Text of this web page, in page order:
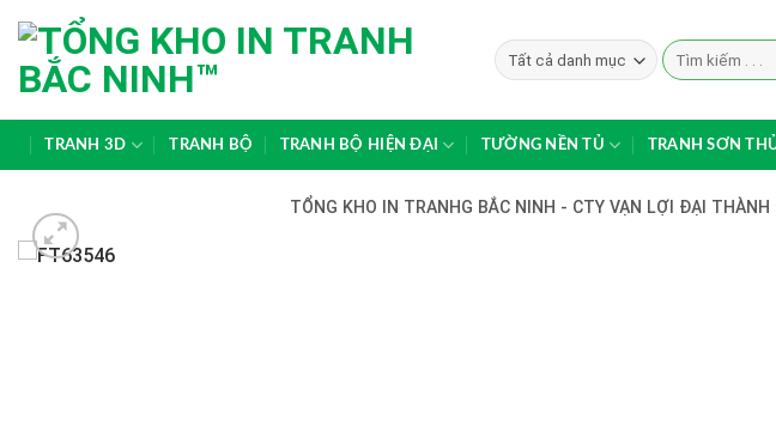
to
content
Search
for:
TRANH 3D TRANH BỘ TRANH BỘ HIỆN ĐẠI TƯỜNG NỀN TỦ TRANH SƠN
TỔNG KHO IN TRANHG BẮC NINH - CTY VẠN LỢI ĐẠI THÀNH